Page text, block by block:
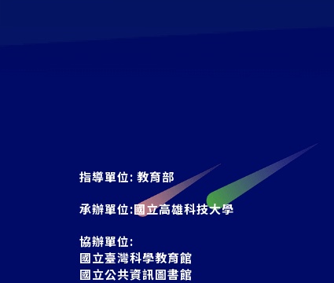
指導單位: 教育部
承辦單位:國立高雄科技大學
協辦單位:
國立臺灣科學教育館
國立公共資訊圖書館